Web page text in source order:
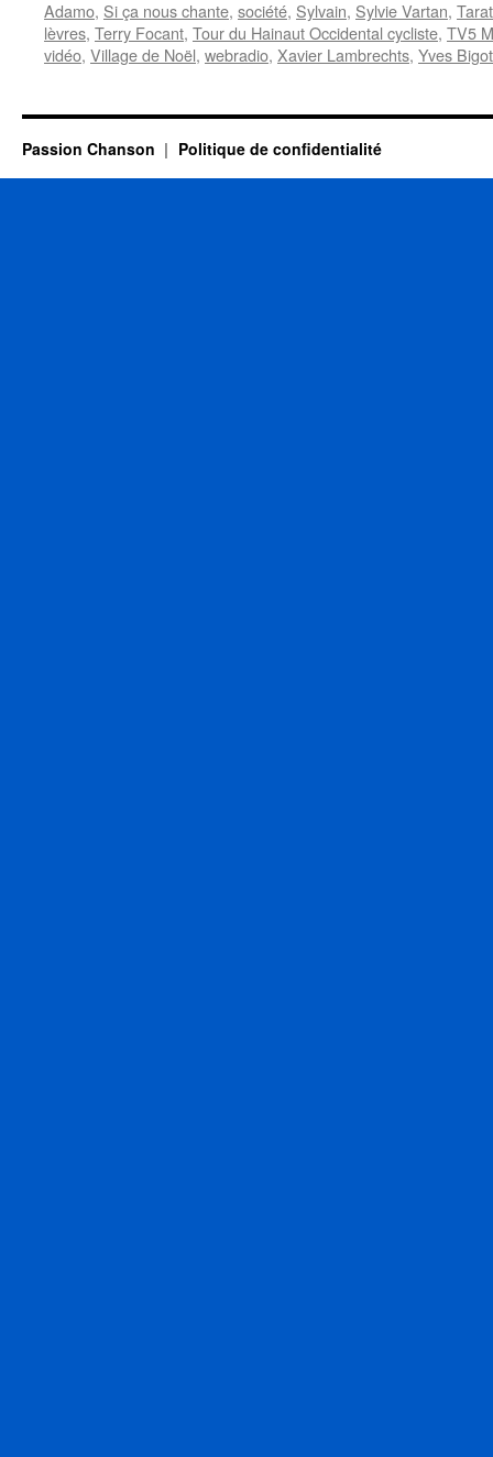
Adamo, Si ça nous chante, société, Sylvain, Sylvie Vartan,
lèvres, Terry Focant, Tour du Hainaut Occidental cycliste, TV5
vidéo, Village de Noël, webradio, Xavier Lambrechts, Yves Bigot
Passion Chanson Politique de confidentialité